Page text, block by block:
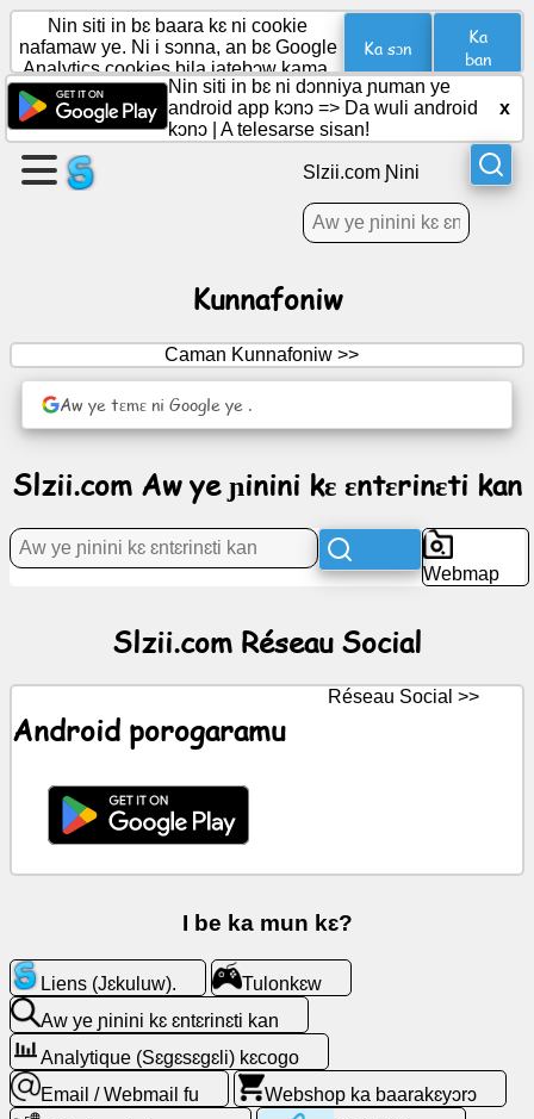
Aw
bɛ
ɲɛ
dɔ
Barokunw
(Agenda)
Ɲɛnajɛ
Kunnafoniw
gratuits
(Icons)
bɛ
ChatGPT
ye
Wiki
Ladilikanw
Nin siti in bɛ baara kɛ ni cookie
nafamaw ye. Ni i sɔnna, an bɛ Google
Analytics cookies bila jatebɔw kama.
Ka sɔn
Ka
ban
Nin siti in bɛ ni dɔnniya ɲuman ye
android app kɔnɔ => Da wuli android
kɔnɔ
A telesarse sisan!
x
Slzii.com Ɲini
Kunnafoniw
Caman Kunnafoniw >>
Aw ye tɛmɛ ni Google ye .
Slzii.com Aw ye ɲinini kɛ ɛntɛrinɛti kan
Webmap
Slzii.com Réseau Social
Android porogaramu
Réseau Social >>
I be ka mun kɛ?
Liens (Jɛkuluw).
Tulonkɛw
Aw ye ɲinini kɛ ɛntɛrinɛti kan
Analytique (Sɛgɛsɛgɛli) kɛcogo
Email / Webmail fu
Webshop ka baarakɛyɔrɔ